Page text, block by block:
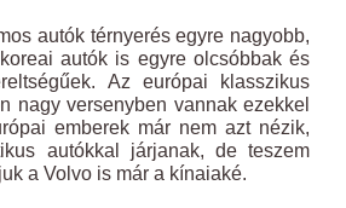
autók térnyerés egyre nagyobb,
autók is egyre olcsóbbak és
Az európai klasszikus
nagy versenyben vannak ezekkel
emberek már nem azt nézik,
autókkal járjanak, de teszem
a Volvo is már a kínaiaké.